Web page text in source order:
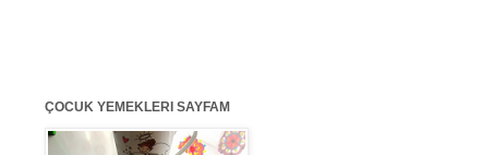
ÇOCUK YEMEKLERI SAYFAM